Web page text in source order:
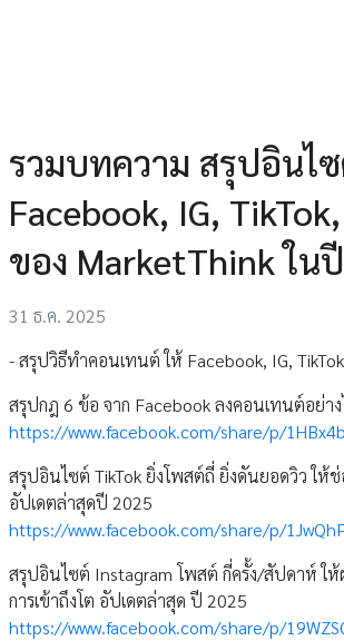
รวมบทความ สรุปอินไ
Facebook, IG,
ของ MarketThink ใน
31 ธ.ค. 2025
- สรุปวิธีทำคอนเทนต์ ให้ Facebook, IG,
สรุปกฎ 6 ข้อ จาก Facebook ลงคอนเทนต์อย่าง
https://www.facebook.com/share/p/
สรุปอินไซต์ TikTok ยิ่งโพสต์ถี่ ยิ่งดันยอดวิว ให้ช่
อัปเดตล่าสุดปี 2025
https://www.facebook.com/share/p/
สรุปอินไซต์ Instagram โพสต์ กี่ครั้ง/สัปดาห์ ใ
การเข้าถึงโต อัปเดตล่าสุด ปี 2025
https://www.facebook.com/share/p/